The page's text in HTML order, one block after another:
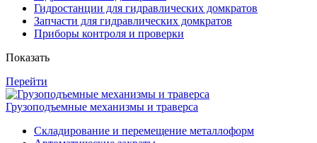
Гидростанции для гидравлических домкратов
Запчасти для гидравлических домкратов
Приборы контроля и проверки
Показать
Перейти
Грузоподъемные механизмы и траверса
Складирование и перемещение металлоформ